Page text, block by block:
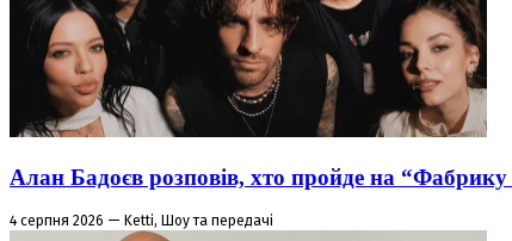
Алан Бадоєв розповів, хто пройде на “Фабрику
4 серпня 2026 — Ketti, Шоу та передачі